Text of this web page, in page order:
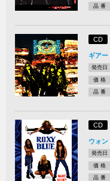
品 番
CD
ギアー
発売日
価 格
品 番
CD
ウォン
発売日
価 格
品 番